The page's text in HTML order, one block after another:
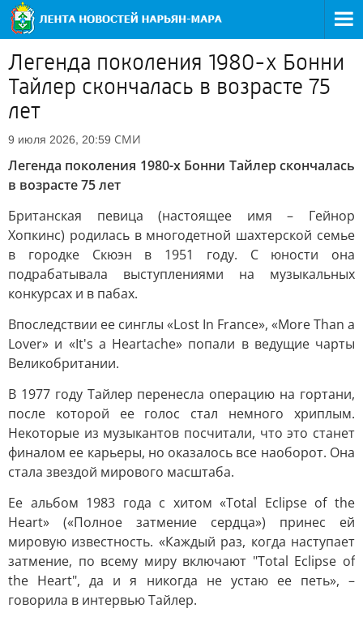
Легенда поколения 1980-х Бонни
Тайлер скончалась в возрасте 75
лет
9 июля 2026, 20:59 СМИ
Легенда поколения 1980-х Бонни Тайлер скончалась
в возрасте 75 лет
Британская певица (настоящее имя – Гейнор
Хопкинс) родилась в многодетной шахтерской семье
в городке Скюэн в 1951 году. С юности она
подрабатывала выступлениями на музыкальных
конкурсах и в пабах.
Впоследствии ее синглы «Lost In France», «More Than a
Lover» и «It's a Heartache» попали в ведущие чарты
Великобритании.
В 1977 году Тайлер перенесла операцию на гортани,
после которой ее голос стал немного хриплым.
Некоторые из музыкантов посчитали, что это станет
финалом ее карьеры, но оказалось все наоборот. Она
стала звездой мирового масштаба.
Ее альбом 1983 года с хитом «Total Eclipse of the
Heart» («Полное затмение сердца») принес ей
мировую известность. «Каждый раз, когда наступает
затмение, по всему миру включают "Total Eclipse of
the Heart", да и я никогда не устаю ее петь», –
говорила в интервью Тайлер.